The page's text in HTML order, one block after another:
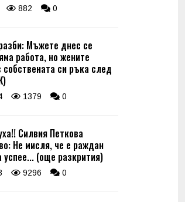
882 0
Мъжете днес се
работа, но жените
си ръка след
1379 0
Силвия Петкова
Не мисля, че е раждан
успее... (още разкрития)
9296 0